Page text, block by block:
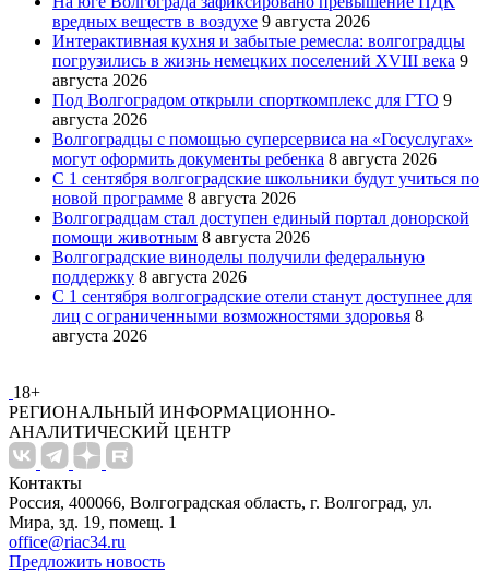
вредных веществ в воздухе 9 августа 2026
Интерактивная кухня и забытые ремесла: волгоградцы
погрузились в жизнь немецких поселений XVIII века 9
августа 2026
Под Волгоградом открыли спорткомплекс для ГТО 9
августа 2026
Волгоградцы с помощью суперсервиса на «Госуслугах»
могут оформить документы ребенка 8 августа 2026
С 1 сентября волгоградские школьники будут учиться по
новой программе 8 августа 2026
Волгоградцам стал доступен единый портал донорской
помощи животным 8 августа 2026
Волгоградские виноделы получили федеральную
поддержку 8 августа 2026
С 1 сентября волгоградские отели станут доступнее для
лиц с ограниченными возможностями здоровья 8
августа 2026
18+
РЕГИОНАЛЬНЫЙ ИНФОРМАЦИОННО-
АНАЛИТИЧЕСКИЙ ЦЕНТР
Контакты
Россия, 400066, Волгоградская область, г. Волгоград, ул.
Мира, зд. 19, помещ. 1
office@riac34.ru
Предложить новость